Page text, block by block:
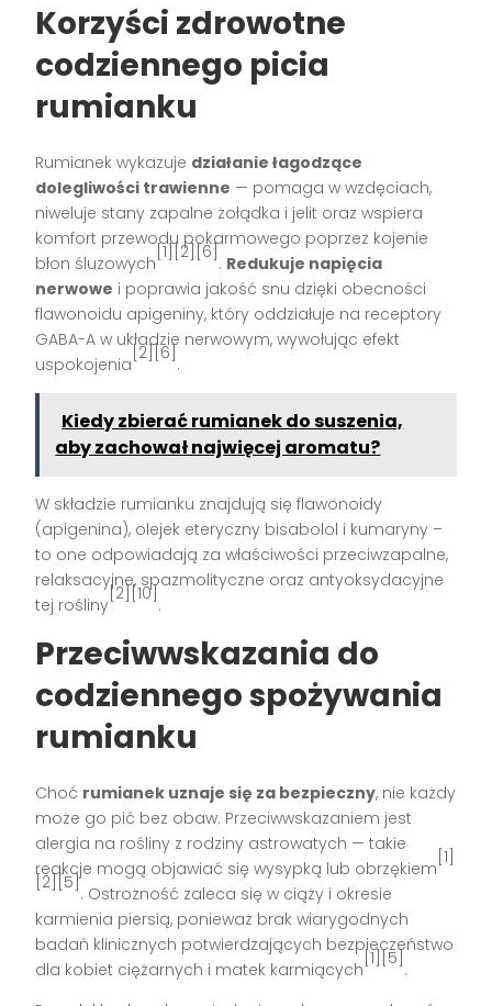
Korzyści zdrowotne
codziennego picia
rumianku
Rumianek wykazuje działanie łagodzące
dolegliwości trawienne — pomaga w wzdęciach,
niweluje stany zapalne żołądka i jelit oraz wspiera
komfort przewodu pokarmowego poprzez kojenie
błon śluzowych
[1][2][6]
. Redukuje napięcia
nerwowe i poprawia jakość snu dzięki obecności
flawonoidu apigeniny, który oddziałuje na receptory
GABA-A w układzie nerwowym, wywołując efekt
uspokojenia
[2][6]
.
Kiedy zbierać rumianek do suszenia,
aby zachował najwięcej aromatu?
W składzie rumianku znajdują się flawonoidy
(apigenina), olejek eteryczny bisabolol i kumaryny –
to one odpowiadają za właściwości przeciwzapalne,
relaksacyjne, spazmolityczne oraz antyoksydacyjne
tej rośliny
[2][10]
.
Przeciwwskazania do
codziennego spożywania
rumianku
Choć rumianek uznaje się za bezpieczny, nie każdy
może go pić bez obaw. Przeciwwskazaniem jest
alergia na rośliny z rodziny astrowatych — takie
reakcje mogą objawiać się wysypką lub obrzękiem
[1]
[2][5]
. Ostrożność zaleca się w ciąży i okresie
karmienia piersią, ponieważ brak wiarygodnych
badań klinicznych potwierdzających bezpieczeństwo
dla kobiet ciężarnych i matek karmiących
[1][5]
.